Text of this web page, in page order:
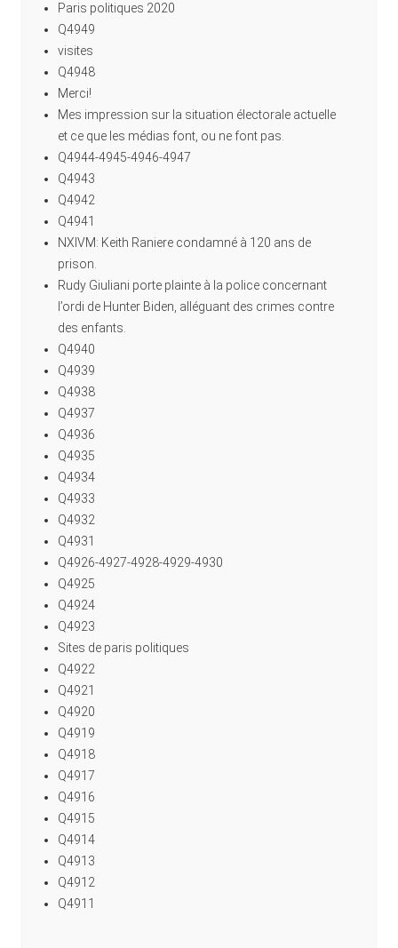
Paris politiques 2020
Q4949
visites
Q4948
Merci!
Mes impression sur la situation électorale actuelle
et ce que les médias font, ou ne font pas.
Q4944-4945-4946-4947
Q4943
Q4942
Q4941
NXIVM: Keith Raniere condamné à 120 ans de
prison.
Rudy Giuliani porte plainte à la police concernant
l’ordi de Hunter Biden, alléguant des crimes contre
des enfants.
Q4940
Q4939
Q4938
Q4937
Q4936
Q4935
Q4934
Q4933
Q4932
Q4931
Q4926-4927-4928-4929-4930
Q4925
Q4924
Q4923
Sites de paris politiques
Q4922
Q4921
Q4920
Q4919
Q4918
Q4917
Q4916
Q4915
Q4914
Q4913
Q4912
Q4911